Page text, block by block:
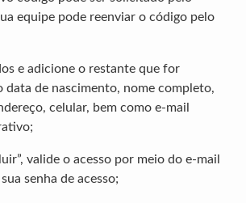
equipe pode reenviar o código pelo
e adicione o restante que for
data de nascimento, nome completo,
celular, bem como e-mail
valide o acesso por meio do e-mail
senha de acesso;